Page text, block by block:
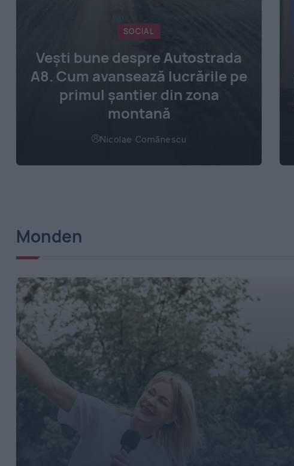
SOCIAL
Vești bune despre Autostrada
A8. Cum avansează lucrările pe
primul șantier din zona
montană
Nicolae Comănescu
Monden